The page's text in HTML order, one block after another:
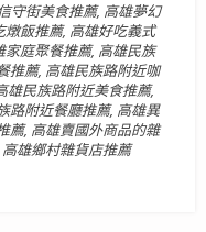
守街美食推薦, 高雄夢幻
燉飯推薦, 高雄好吃義式
家庭聚餐推薦, 高雄民族
推薦, 高雄民族路附近咖
雄民族路附近美食推薦,
路附近餐廳推薦, 高雄異
薦, 高雄賣國外商品的雜
高雄鄉村雜貨店推薦